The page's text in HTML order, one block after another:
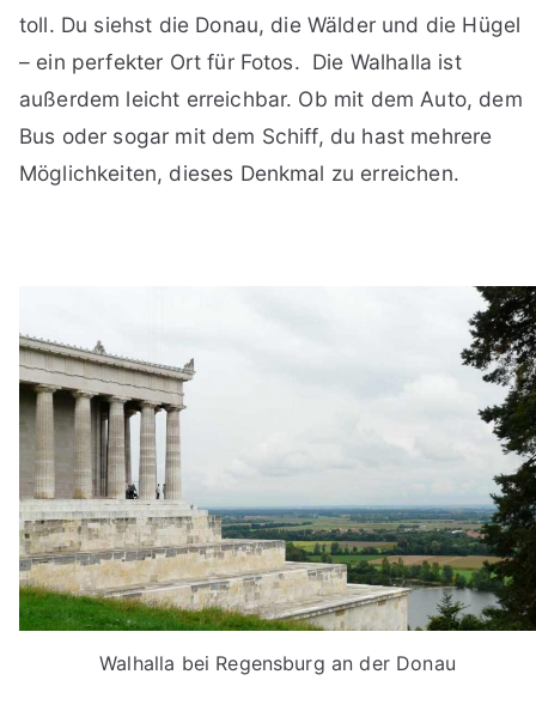
toll. Du siehst die Donau, die Wälder und die Hügel
– ein perfekter Ort für Fotos. Die Walhalla ist
außerdem leicht erreichbar. Ob mit dem Auto, dem
Bus oder sogar mit dem Schiff, du hast mehrere
Möglichkeiten, dieses Denkmal zu erreichen.
Walhalla bei Regensburg an der Donau